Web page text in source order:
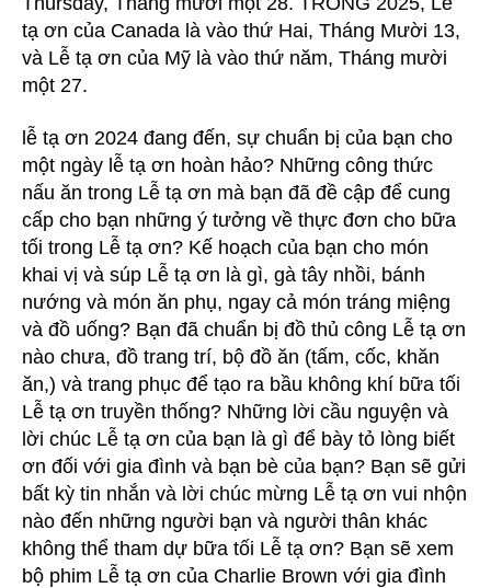
MP3
tạ ơn của Canada là vào thứ Hai, Tháng Mười 13,
và Lễ tạ ơn của Mỹ là vào thứ năm, Tháng mười
một 27.
lễ tạ ơn 2024 đang đến, sự chuẩn bị của bạn cho
một ngày lễ tạ ơn hoàn hảo? Những công thức
nấu ăn trong Lễ tạ ơn mà bạn đã đề cập để cung
cấp cho bạn những ý tưởng về thực đơn cho bữa
tối trong Lễ tạ ơn? Kế hoạch của bạn cho món
khai vị và súp Lễ tạ ơn là gì, gà tây nhồi, bánh
nướng và món ăn phụ, ngay cả món tráng miệng
và đồ uống? Bạn đã chuẩn bị đồ thủ công Lễ tạ ơn
nào chưa, đồ trang trí, bộ đồ ăn (tấm, cốc, khăn
ăn,) và trang phục để tạo ra bầu không khí bữa tối
Lễ tạ ơn truyền thống? Những lời cầu nguyện và
lời chúc Lễ tạ ơn của bạn là gì để bày tỏ lòng biết
ơn đối với gia đình và bạn bè của bạn? Bạn sẽ gửi
bất kỳ tin nhắn và lời chúc mừng Lễ tạ ơn vui nhộn
nào đến những người bạn và người thân khác
không thể tham dự bữa tối Lễ tạ ơn? Bạn sẽ xem
bộ phim Lễ tạ ơn của Charlie Brown với gia đình